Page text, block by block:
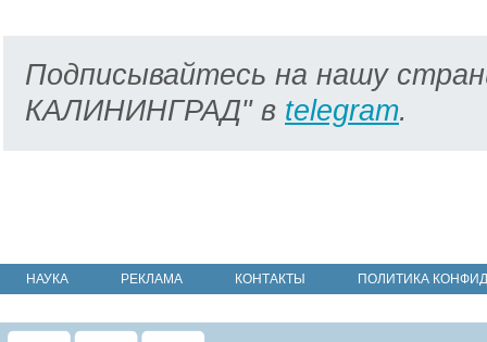
Подписывайтесь на нашу
КАЛИНИНГРАД" в telegram.
НАУКА РЕКЛАМА КОНТАКТЫ ПОЛИТИКА